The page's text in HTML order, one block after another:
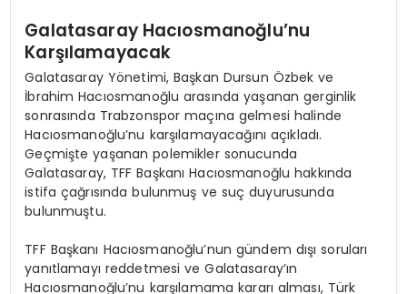
Galatasaray Hacıosmanoğlu’nu
Karşılamayacak
Galatasaray Yönetimi, Başkan Dursun Özbek ve
İbrahim Hacıosmanoğlu arasında yaşanan gerginlik
sonrasında Trabzonspor maçına gelmesi halinde
Hacıosmanoğlu’nu karşılamayacağını açıkladı.
Geçmişte yaşanan polemikler sonucunda
Galatasaray, TFF Başkanı Hacıosmanoğlu hakkında
istifa çağrısında bulunmuş ve suç duyurusunda
bulunmuştu.
TFF Başkanı Hacıosmanoğlu’nun gündem dışı soruları
yanıtlamayı reddetmesi ve Galatasaray’ın
Hacıosmanoğlu’nu karşılamama kararı alması, Türk